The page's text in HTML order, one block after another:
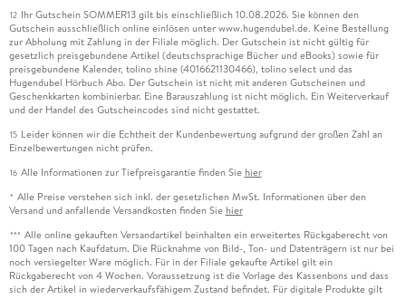
12 Ihr Gutschein SOMMER13 gilt bis einschließlich 10.08.2026. Sie können den
Gutschein ausschließlich online einlösen unter www.hugendubel.de. Keine Bestellung
zur Abholung mit Zahlung in der Filiale möglich. Der Gutschein ist nicht gültig für
gesetzlich preisgebundene Artikel (deutschsprachige Bücher und eBooks) sowie für
preisgebundene Kalender, tolino shine (4016621130466), tolino select und das
Hugendubel Hörbuch Abo. Der Gutschein ist nicht mit anderen Gutscheinen und
Geschenkkarten kombinierbar. Eine Barauszahlung ist nicht möglich. Ein Weiterverkauf
und der Handel des Gutscheincodes sind nicht gestattet.
15 Leider können wir die Echtheit der Kundenbewertung aufgrund der großen Zahl an
Einzelbewertungen nicht prüfen.
16 Alle Informationen zur Tiefpreisgarantie finden Sie hier
* Alle Preise verstehen sich inkl. der gesetzlichen MwSt. Informationen über den
Versand und anfallende Versandkosten finden Sie hier
*** Alle online gekauften Versandartikel beinhalten ein erweitertes Rückgaberecht von
100 Tagen nach Kaufdatum. Die Rücknahme von Bild-, Ton- und Datenträgern ist nur bei
noch versiegelter Ware möglich. Für in der Filiale gekaufte Artikel gilt ein
Rückgaberecht von 4 Wochen. Voraussetzung ist die Vorlage des Kassenbons und dass
sich der Artikel in wiederverkaufsfähigem Zustand befindet. Für digitale Produkte gilt